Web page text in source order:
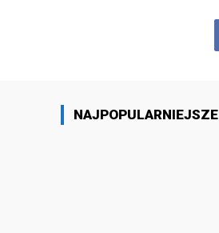
NAJPOPULARNIEJSZE